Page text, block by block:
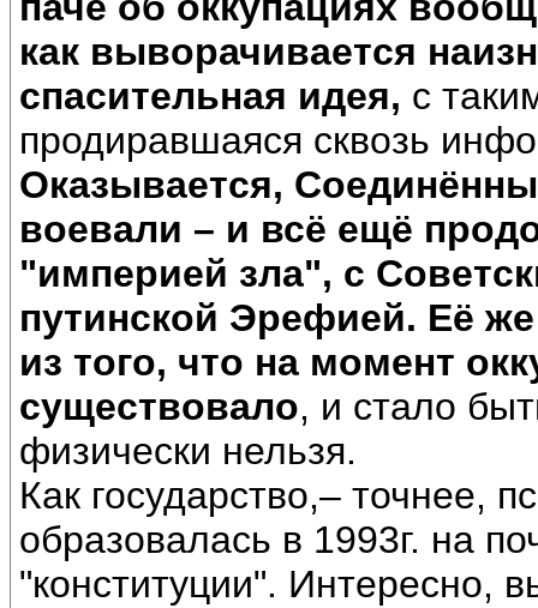
как выворачивается
спасительная идея, с
продиравшаяся сквозь
Оказывается,
воевали – и всё ещё
"империей зла", с
путинской Эрефией. Её
из того, что на момент
существовало, и стало
физически нельзя.
Как государство,– точнее,
образовалась в 1993г. на
"конституции". Интересно,